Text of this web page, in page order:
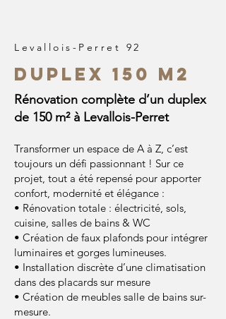
Levallois-Perret 92
Duplex 150 m2
Rénovation complète d’un duplex
de 150 m² à Levallois-Perret
Transformer un espace de A à Z, c’est
toujours un défi passionnant ! Sur ce
projet, tout a été repensé pour apporter
confort, modernité et élégance :
• Rénovation totale : électricité, sols,
cuisine, salles de bains & WC
• Création de faux plafonds pour intégrer
luminaires et gorges lumineuses.
• Installation discrète d’une climatisation
dans des placards sur mesure
• Création de meubles salle de bains sur-
mesure.